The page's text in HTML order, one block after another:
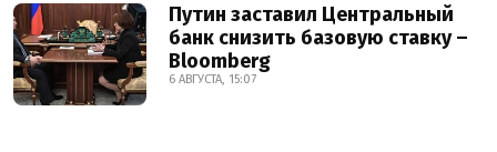
Путин заставил Центральный
банк снизить базовую ставку –
Bloomberg
6 АВГУСТА, 15:07